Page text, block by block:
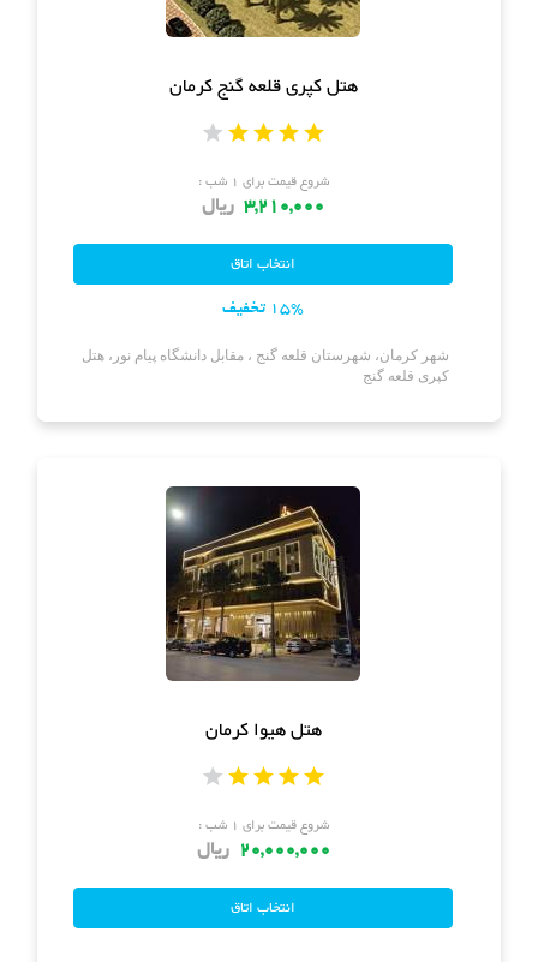
هتل کپری قلعه گنج کرمان
شروع قیمت برای ۱ شب :
3,210,000 ریال
15% تخفیف
شهر کرمان، شهرستان قلعه گنج ، مقابل دانشگاه پیام نور، هتل
کپری قلعه گنج
هتل هیوا کرمان
شروع قیمت برای ۱ شب :
20,000,000 ریال